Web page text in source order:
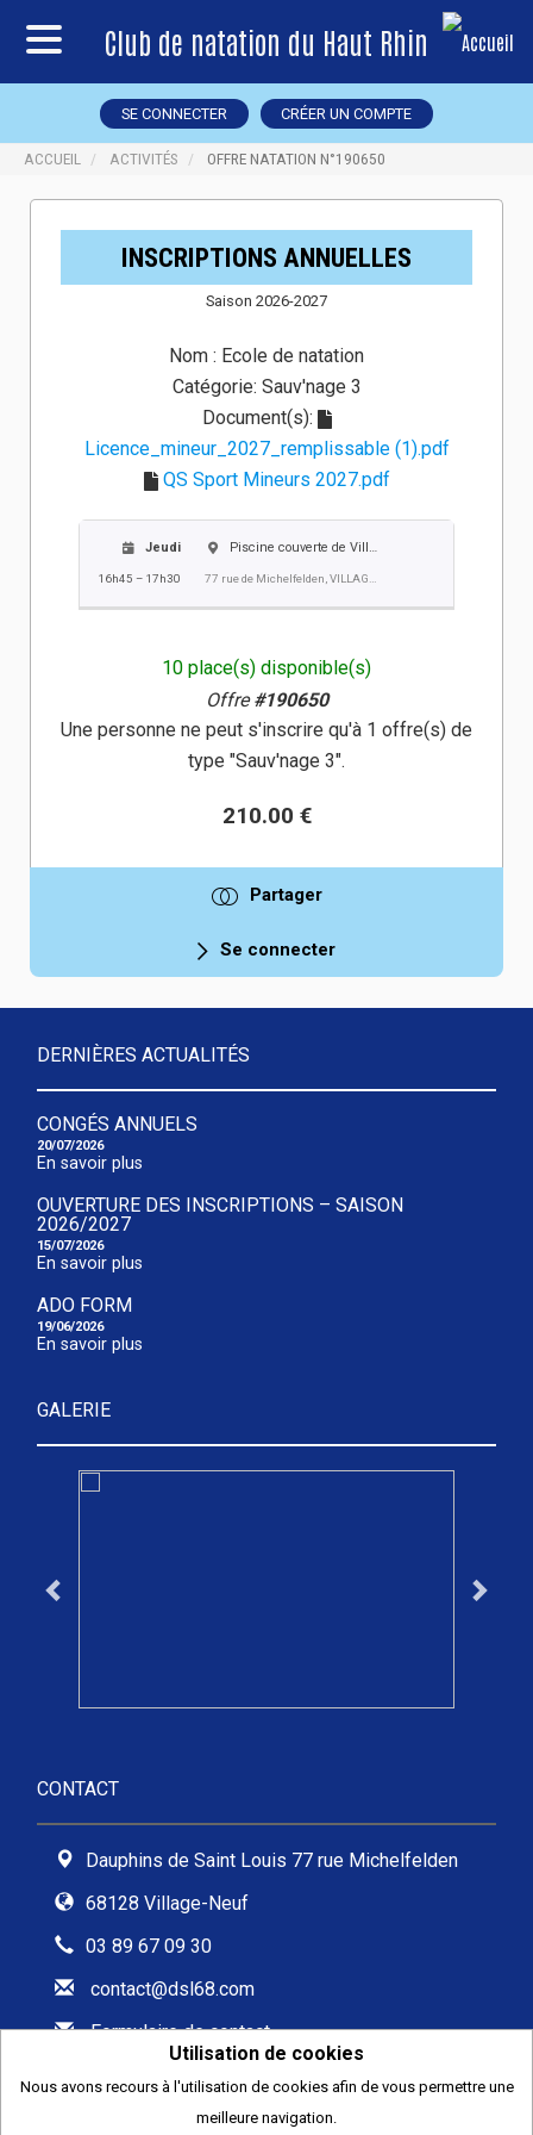
Club de natation du Haut Rhin
SE CONNECTER CRÉER UN COMPTE
ACCUEIL ACTIVITÉS OFFRE NATATION N°190650
INSCRIPTIONS ANNUELLES
Saison 2026-2027
Nom : Ecole de natation
Catégorie: Sauv'nage 3
Document(s):
Licence_mineur_2027_remplissable (1).pdf
QS Sport Mineurs 2027.pdf
Jeudi
16h45 – 17h30
Piscine couverte de Village-Neuf
10 place(s) disponible(s)
Offre#190650
Une personne ne peut s'inscrire qu'à 1 offre(s) de
type "Sauv'nage 3".
210.00 €
Partager
Se connecter
DERNIÈRES ACTUALITÉS
CONGÉS ANNUELS
20/07/2026
En savoir plus
OUVERTURE DES INSCRIPTIONS – SAISON
2026/2027
15/07/2026
En savoir plus
ADO FORM
19/06/2026
En savoir plus
GALERIE
CONTACT
Dauphins de Saint Louis 77 rue Michelfelden
68128 Village-Neuf
03 89 67 09 30
contact@dsl68.com
Formulaire de contact
2026
Utilisation de cookies
Nous avons recours à l'utilisation de cookies afin de vous permettre une
meilleure navigation.